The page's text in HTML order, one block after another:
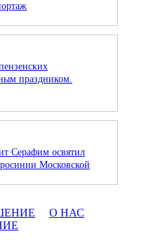
праздником.
Серафим освятил
Московской
О НАС